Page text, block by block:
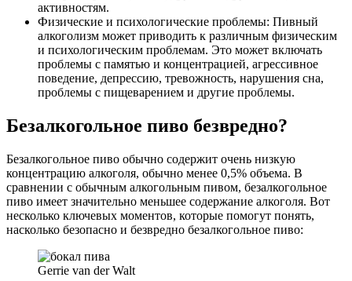
активностям.
Физические и психологические проблемы: Пивный
алкоголизм может приводить к различным физическим
и психологическим проблемам. Это может включать
проблемы с памятью и концентрацией, агрессивное
поведение, депрессию, тревожность, нарушения сна,
проблемы с пищеварением и другие проблемы.
Безалкогольное пиво безвредно?
Безалкогольное пиво обычно содержит очень низкую
концентрацию алкоголя, обычно менее 0,5% объема. В
сравнении с обычным алкогольным пивом, безалкогольное
пиво имеет значительно меньшее содержание алкоголя. Вот
несколько ключевых моментов, которые помогут понять,
насколько безопасно и безвредно безалкогольное пиво:
Gerrie van der Walt